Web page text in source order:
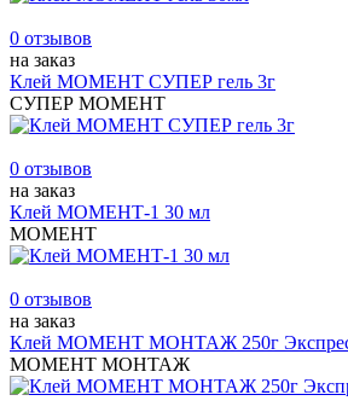
0 отзывов
на заказ
Клей МОМЕНТ СУПЕР гель 3г
СУПЕР МОМЕНТ
0 отзывов
на заказ
Клей МОМЕНТ-1 30 мл
МОМЕНТ
0 отзывов
на заказ
Клей МОМЕНТ МОНТАЖ 250г
МОМЕНТ МОНТАЖ